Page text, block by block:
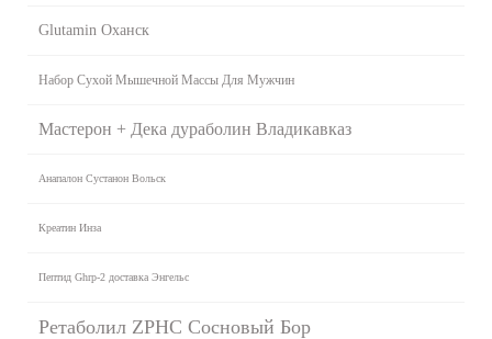
Glutamin Оханск
Набор Сухой Мышечной Массы Для Мужчин
Мастерон + Дека дураболин Владикавказ
Анапалон Сустанон Вольск
Креатин Инза
Пептид Ghrp-2 доставка Энгельс
Ретаболил ZPHC Сосновый Бор